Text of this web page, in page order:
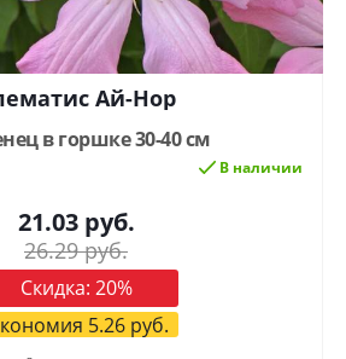
Ай-Нор
в горшке 30-40 см
В наличии
21.03руб.
26.29руб.
Скидка: 20%
5.26руб.